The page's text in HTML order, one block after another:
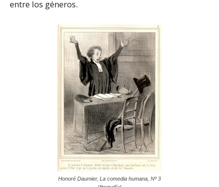
entre los géneros.
Honoré Daumier, La comedia humana, Nº 3